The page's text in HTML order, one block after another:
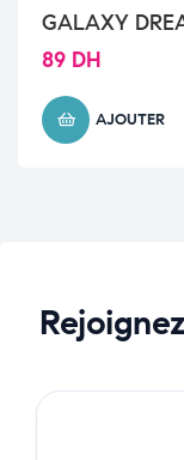
GALAXY
89 DH
AJOUTER